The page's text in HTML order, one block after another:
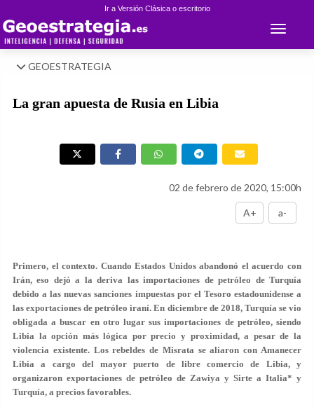
Ir a Versión Clásica o escritorio
Toggle
GEOESTRATEGIA
La gran apuesta de Rusia en Libia
02 de febrero de 2020, 15:00h
A+ a-
Primero, el contexto. Cuando Estados Unidos abandonó el acuerdo con
Irán, eso dejó a la deriva las importaciones de petróleo de Turquía
debido a las nuevas sanciones impuestas por el Tesoro estadounidense a
las exportaciones de petróleo iraní. En diciembre de 2018, Turquía se vio
obligada a buscar en otro lugar sus importaciones de petróleo, siendo
Libia la opción más lógica por precio y proximidad, a pesar de la
violencia existente. Los rebeldes de Misrata se aliaron con Amanecer
Libia a cargo del mayor puerto de libre comercio de Libia, y
organizaron exportaciones de petróleo de Zawiya y Sirte a Italia* y
Turquía, a precios favorables.